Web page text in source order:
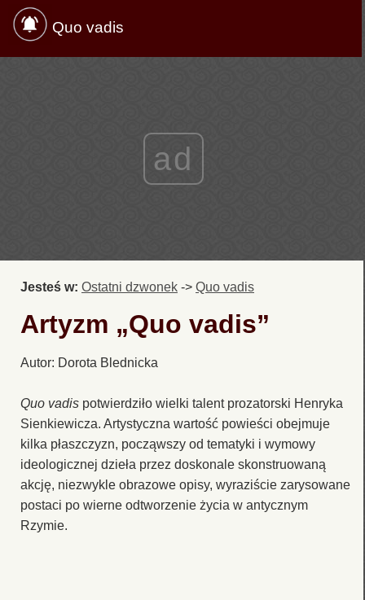
Quo vadis
ad
Jesteś w: Ostatni dzwonek -> Quo vadis
Artyzm „Quo vadis”
Autor: Dorota Blednicka
Quo vadis potwierdziło wielki talent prozatorski Henryka
Sienkiewicza. Artystyczna wartość powieści obejmuje
kilka płaszczyzn, począwszy od tematyki i wymowy
ideologicznej dzieła przez doskonale skonstruowaną
akcję, niezwykle obrazowe opisy, wyraziście zarysowane
postaci po wierne odtworzenie życia w antycznym
Rzymie.